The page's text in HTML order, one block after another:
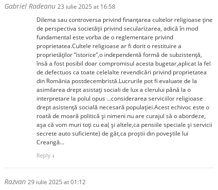
Gabriel Radeanu 23 iulie 2025 at 16:58
Dilema sau controversa privind finanțarea cultelor religioase ține
de perspectiva societății privind secularizarea, adică în mod
fundamental este vorba de o reglementare privind
proprietatea.Cultele religioase ar fi dorit o restituire a
proprietăților “istorice”,o independentă formă de subzistență,
însă a fost posibil doar compromisul acesta bugetar,aplicat la fel
de defectuos ca toate celelalte revendicări privind proprietatea
din România postdecembristă.Lucrurile pot fi evaluate de la
asimilarea drept asistați sociali de lux a clerului până la o
interpretare la polul opus …considerarea serviciilor religioase
drept asistență socială necesară populației.Acest echivoc este o
roată de moară politică și nimeni nu are curajul să o abordeze,
așa că vom muri toți cu ea( și altele,ca pensiile speciale și servicii
secrete auto suficiente) de gât,ca proștii din poveștile lui
Creangă…
Reply ↓
Razvan 29 iulie 2025 at 01:12